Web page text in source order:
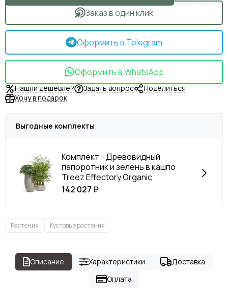
Заказ в один клик
Оформить в Telegram
Оформить в WhatsApp
Нашли дешевле? Задать вопрос
Поделиться
Хочу в подарок
Выгодные комплекты
Комплект - Древовидный
папоротник и зелень в кашпо
Treez Effectory Organic
142 027 ₽
Растения Кустовые растения
Описание Характеристики
Доставка
Оплата